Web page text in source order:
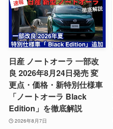
日産 ノートオーラ 一部改
良 2026年8月24日発売 変
更点・価格・新特別仕様車
「ノートオーラ Black
Edition」を徹底解説
2026年8月7日